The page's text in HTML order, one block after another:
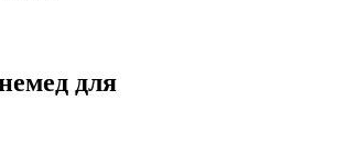
для